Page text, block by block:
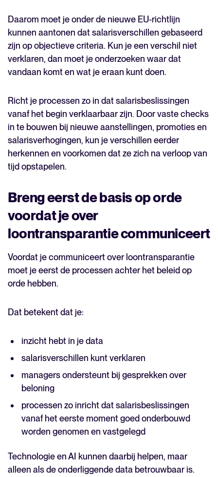
Daarom moet je onder de nieuwe EU-richtlijn
kunnen aantonen dat salarisverschillen gebaseerd
zijn op objectieve criteria. Kun je een verschil niet
verklaren, dan moet je onderzoeken waar dat
vandaan komt en wat je eraan kunt doen.
Richt je processen zo in dat salarisbeslissingen
vanaf het begin verklaarbaar zijn. Door vaste checks
in te bouwen bij nieuwe aanstellingen, promoties en
salarisverhogingen, kun je verschillen eerder
herkennen en voorkomen dat ze zich na verloop van
tijd opstapelen.
Breng eerst de basis op orde
voordat je over
loontransparantie communiceert
Voordat je communiceert over loontransparantie
moet je eerst de processen achter het beleid op
orde hebben.
Dat betekent dat je:
inzicht hebt in je data
salarisverschillen kunt verklaren
managers ondersteunt bij gesprekken over
beloning
processen zo inricht dat salarisbeslissingen
vanaf het eerste moment goed onderbouwd
worden genomen en vastgelegd
Technologie en AI kunnen daarbij helpen, maar
alleen als de onderliggende data betrouwbaar is.